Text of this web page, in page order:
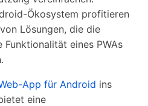
Ökosystem profitieren
Lösungen, die die
eines PWAs
App für Android ins
eine